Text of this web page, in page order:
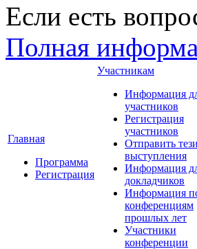
Если есть
Полная
Главная
Программа
Регистрация
Участникам
Информация
участников
Регистрация
участников
Отправить
выступления
Информация
докладчиков
Информация
конференциям
прошлых лет
Участники
конференции